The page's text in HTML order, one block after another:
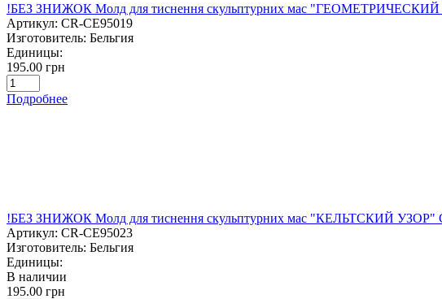
!БЕЗ ЗНИЖОК Молд для тиснення скульптурних мас
Артикул: CR-CE95019
Изготовитель: Бельгия
Единицы:
195.00 грн
Подробнее
!БЕЗ ЗНИЖОК Молд для тиснення скульптурних мас "КЕЛЬТСКИЙ УЗОР"
Артикул: CR-CE95023
Изготовитель: Бельгия
Единицы:
В наличии
195.00 грн